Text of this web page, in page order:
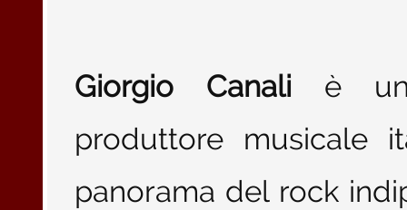
Giorgio Canali è un
produttore musicale
panorama del rock